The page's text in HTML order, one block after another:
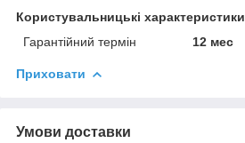
Користувальницькі характеристики
Гарантійний термін
12 мес
Приховати
Умови доставки